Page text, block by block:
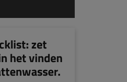
zet
het vinden